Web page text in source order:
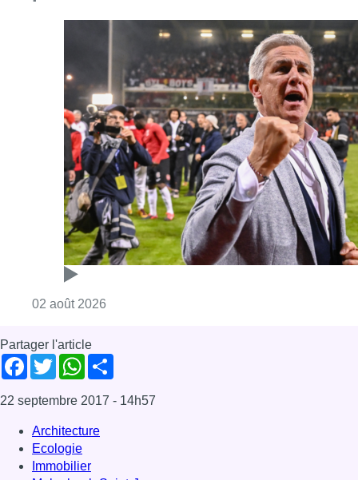
02 août 2026Consulter l'article "Thierry Dailly redevient
Partager l'article
Facebook
TwitterWhatsApp
Share
22 septembre 2017- 14h57
Architecture
Ecologie
Immobilier
Molenbeek-Saint-Jean
Offres d’emploi